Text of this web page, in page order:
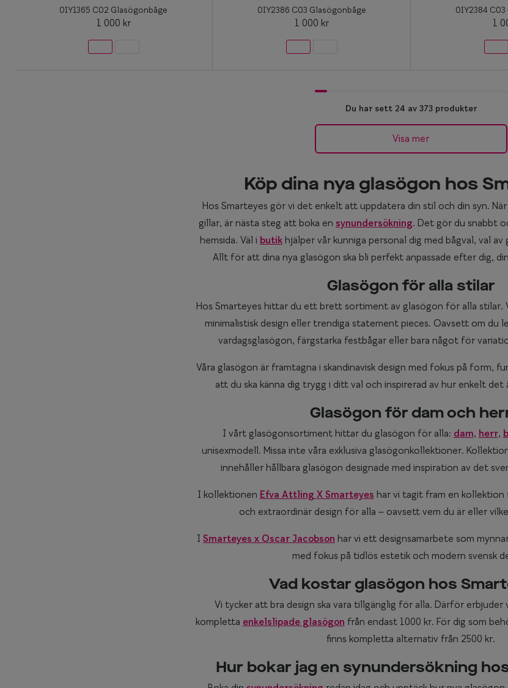
0IY1365 C02 Glasögonbåge
1 000 kr
0IY2386 C03 Glasögonbåge
1 000 kr
0IY2384
1
Du har sett 24 av 373 produkter
Visa mer
Köp dina nya glasögon hos
Hos Smarteyes gör vi det enkelt att uppdatera din stil och din syn.
gillar, är nästa steg att boka en synundersökning. Det gör du snabbt
hemsida. Väl i butik hjälper vår kunniga personal dig med bågval, val
Allt för att dina nya glasögon ska bli perfekt anpassade efter dig,
Glasögon för alla stilar
Hos Smarteyes hittar du ett brett sortiment av glasögon för alla stilar.
minimalistisk design eller trendiga statement pieces. Oavsett om du
vardagsglasögon, färgstarka festbågar eller bara något för
Våra glasögon är framtagna i skandinavisk design med fokus på form,
att du ska känna dig trygg i ditt val och inspirerad av hur enkelt det
Glasögon för dam och
I vårt glasögonsortiment hittar du glasögon för alla: dam, herr,
unisexmodell. Missa inte våra exklusiva glasögonkollektioner.
innehåller hållbara glasögon designade med inspiration av det
I kollektionen Efva Attling X Smarteyes har vi tagit fram en
och extraordinär design för alla – oavsett vem du är eller
I Smarteyes x Oscar Jacobson har vi ett designsamarbete som
med fokus på tidlös estetik och modern svensk
Vad kostar glasögon hos
Vi tycker att bra design ska vara tillgänglig för alla. Därför erbjuder
kompletta enkelslipade glasögon från endast 1000 kr. För dig som
finns kompletta alternativ från 2500 kr.
Hur bokar jag en synundersökning